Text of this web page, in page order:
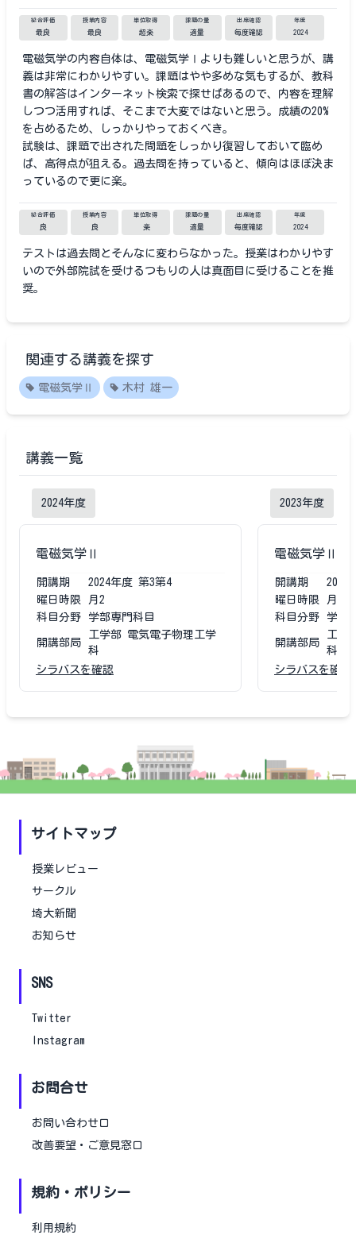
総合評価
最良
授業内容
最良
単位取得
超楽
課題の量
適量
出席確認
毎度確認
年度
2024
電磁気学の内容自体は、電磁気学Ⅰよりも難しいと思うが、講
義は非常にわかりやすい。課題はやや多めな気もするが、教科
書の解答はインターネット検索で探せばあるので、内容を理解
しつつ活用すれば、そこまで大変ではないと思う。成績の20%
を占めるため、しっかりやっておくべき。
試験は、課題で出された問題をしっかり復習しておいて臨め
ば、高得点が狙える。過去問を持っていると、傾向はほぼ決ま
っているので更に楽。
総合評価
良
授業内容
良
単位取得
楽
課題の量
適量
出席確認
毎度確認
年度
2024
テストは過去問とそんなに変わらなかった。授業はわかりやす
いので外部院試を受けるつもりの人は真面目に受けることを推
奨。
関連する講義を探す
電磁気学Ⅱ 木村 雄一
講義一覧
2024年度
電磁気学Ⅱ
開講期 2024年度 第3第4
曜日時限
月2
科目分野
学部専門科目
開講部局
工学部 電気電子物理工学
科
シラバスを確認
2023年度
電磁気学Ⅱ
開講期 2023
曜日時限
月2
科目分野
学部
開講部局
工学
科
シラバスを確認
サイトマップ
授業レビュー
サークル
埼大新聞
お知らせ
SNS
Twitter
Instagram
お問合せ
お問い合わせ口
改善要望・ご意見窓口
規約・ポリシー
利用規約